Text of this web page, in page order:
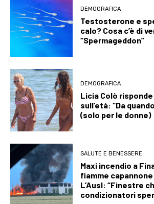
DEMOGRAFICA
Testosterone e
calo? Cosa c’è di
“Spermageddon”
DEMOGRAFICA
Licia Colò
sull’età: “Da
(solo per le donne)
SALUTE E BENESSERE
Maxi incendio a
fiamme
L’Ausl: “Finestre
condizionatori